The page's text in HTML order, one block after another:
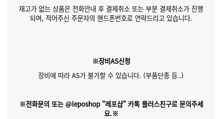
재고가 없는 상품은 전화안내 후 결제취소 또는 부분 결제취소가 진행
되며, 적어주신 주문자의 핸드폰번호로 연락드리고 있습니다.
※장비AS신청
장비에 따라 AS가 불가할 수 있습니다. (부품단종 등..)
※전화문의 또는 @leposhop "레포샵" 카톡 플러스친구로 문의주세
요.※